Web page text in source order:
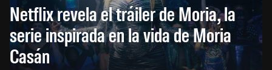
Netflix revela el tráiler de Moria, la
serie inspirada en la vida de Moria
Casán